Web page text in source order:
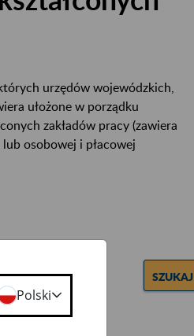
urzędów wojewódzkich,
ułożone w porządku
zakładów pracy (zawiera
osobowej i płacowej
SZUKAJ
Polski